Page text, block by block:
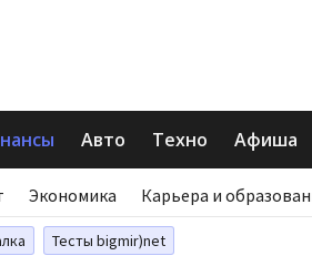
Авто Техно Афиша
Экономика Карьера и
Тесты bigmir)net